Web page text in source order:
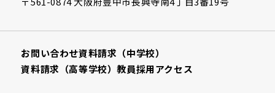
お問い合わせ資料請求（中学校）
資料請求（高等学校）教員採用アクセス